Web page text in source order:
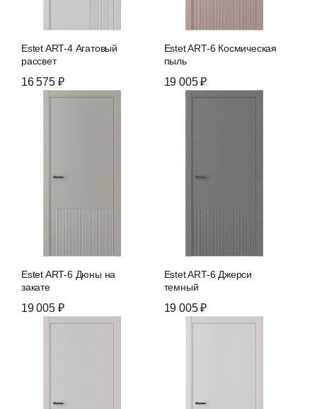
Estet ART-4 Агатовый
рассвет
16 575 ₽
Estet ART-6 Космическая
пыль
19 005 ₽
Estet ART-6 Дюны на
закате
19 005 ₽
Estet ART-6 Джерси
темный
19 005 ₽